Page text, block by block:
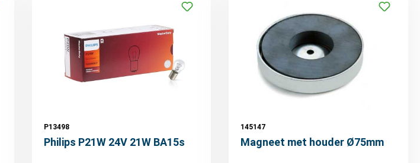
P13498
Philips P21W 24V 21W BA15s
145147
Magneet met houder Ø75mm